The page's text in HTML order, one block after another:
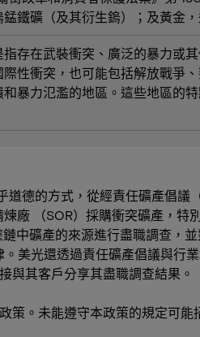
鐵礦（及其衍生鎢）；及黃金，
存在武裝衝突、廣泛的暴力或
性衝突，也可能包括解放戰爭
暴力氾濫的地區。這些地區的
道德的方式，從經責任礦產倡
廠 （SOR）採購衝突礦產，特
中礦產的來源進行盡職調查，
美光還透過責任礦產倡議與行
與其客戶分享其盡職調查結果。
策。未能遵守本政策的規定可